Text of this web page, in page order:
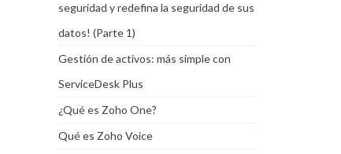
seguridad y redefina la seguridad de sus
datos! (Parte 1)
Gestión de activos: más simple con
ServiceDesk Plus
¿Qué es Zoho One?
Qué es Zoho Voice